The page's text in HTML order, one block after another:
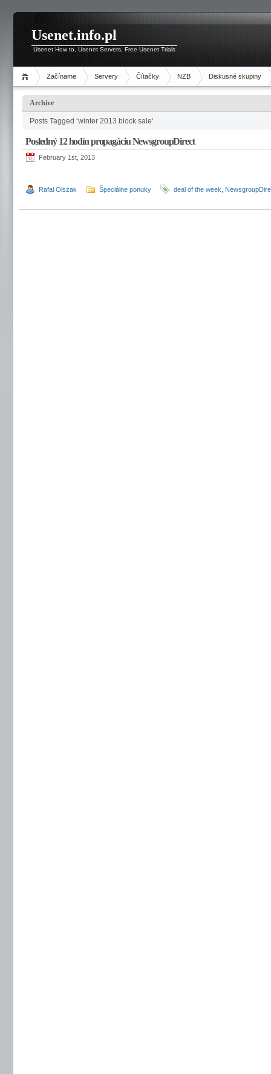
Usenet.info.pl
Usenet How to, Usenet Servers, Free Usenet Trials
Začíname Servery Čítačky NZB Diskusné skupiny
Archive
Posts Tagged ‘winter 2013 block sale’
Posledný 12 hodín propagáciu NewsgroupDirect
February 1st, 2013
Rafal Olszak Špeciálne ponuky deal of the week